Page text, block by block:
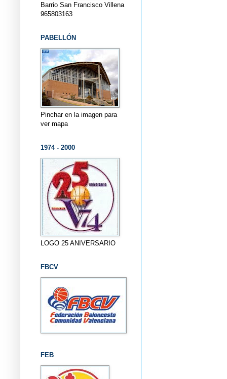
Barrio San Francisco Villena
965803163
PABELLÓN
Pinchar en la imagen para
ver mapa
1974 - 2000
LOGO 25 ANIVERSARIO
FBCV
FEB